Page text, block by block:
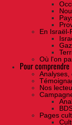
En Israël-
Où l'on
Pour comprendre
Analyses,
Nos
Pages